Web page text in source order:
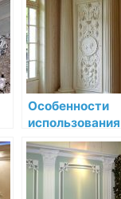
Особенности
использования
декоративной
лепнины в
интерьерах